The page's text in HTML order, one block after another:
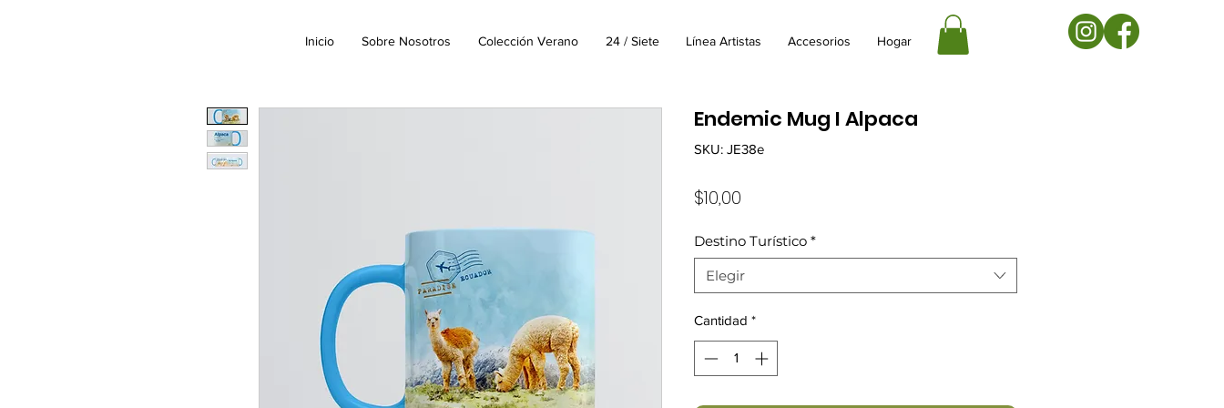
Inicio Sobre Nosotros Colección Verano 24 / Siete Línea Artistas Accesorios Hogar
Endemic Mug I Alpaca
SKU: JE38e
$10,00
Destino Turístico *
Elegir
Cantidad *